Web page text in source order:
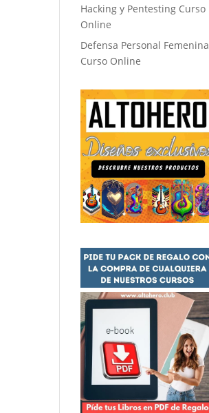
Hacking y Pentesting Curso
Online
Defensa Personal Femenina
Curso Online